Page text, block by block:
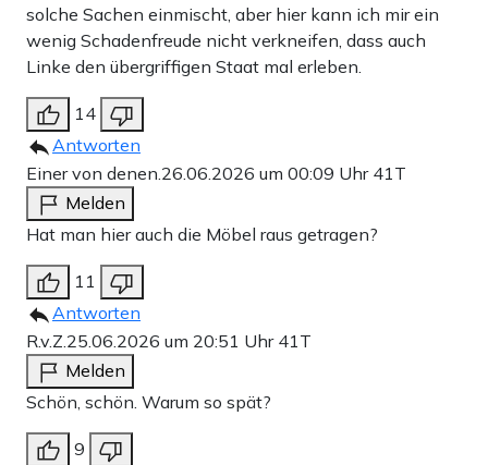
solche Sachen einmischt, aber hier kann ich mir ein
wenig Schadenfreude nicht verkneifen, dass auch
Linke den übergriffigen Staat mal erleben.
14
Antworten
Einer von denen. 26.06.2026 um 00:09 Uhr 41T
Melden
Hat man hier auch die Möbel raus getragen?
11
Antworten
R.v.Z. 25.06.2026 um 20:51 Uhr 41T
Melden
Schön, schön. Warum so spät?
9